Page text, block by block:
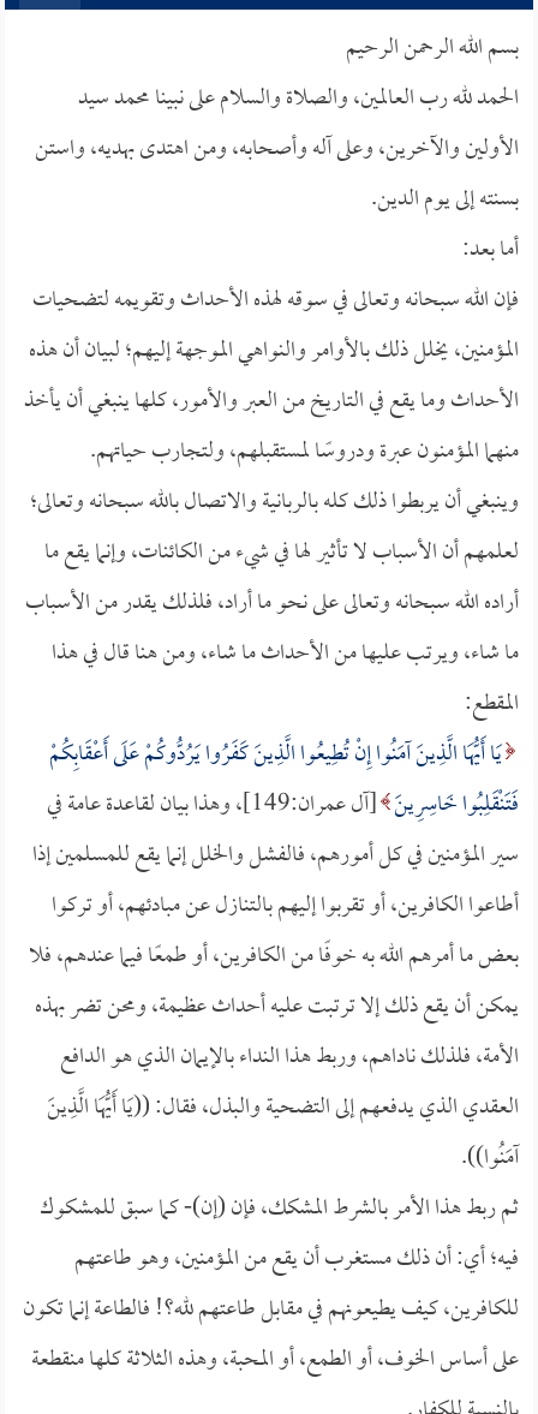
بسم الله الرحمن الرحيم
الحمد لله رب العالمين، والصلاة والسلام على نبينا محمد سيد
الأولين والآخرين، وعلى آله وأصحابه، ومن اهتدى بهديه، واستن
بسنته إلى يوم الدين.
أما بعد:
فإن الله سبحانه وتعالى في سوقه لهذه الأحداث وتقويمه لتضحيات
المؤمنين، يخلل ذلك بالأوامر والنواهي الموجهة إليهم؛ لبيان أن هذه
الأحداث وما يقع في التاريخ من العبر والأمور، كلها ينبغي أن يأخذ
منهما المؤمنون عبرة ودروسًا لمستقبلهم، ولتجارب حياتهم.
وينبغي أن يربطوا ذلك كله بالربانية والاتصال بالله سبحانه وتعالى؛
لعلمهم أن الأسباب لا تأثير لها في شيء من الكائنات، وإنما يقع ما
أراده الله سبحانه وتعالى على نحو ما أراد، فلذلك يقدر من الأسباب
ما شاء، ويرتب عليها من الأحداث ما شاء، ومن هنا قال في هذا
المقطع:
يَا أَيُّهَا الَّذِينَ آمَنُوا إِنْ تُطِيعُوا الَّذِينَ كَفَرُوا يَرُدُّوكُمْ عَلَى أَعْقَابِكُمْ
فَتَنْقَلِبُوا خَاسِرِينَ
[آل عمران:149]، وهذا بيان لقاعدة عامة في
سير المؤمنين في كل أمورهم، فالفشل والخلل إنما يقع للمسلمين إذا
أطاعوا الكافرين، أو تقربوا إليهم بالتنازل عن مبادئهم، أو تركوا
بعض ما أمرهم الله به خوفًا من الكافرين، أو طمعًا فيما عندهم، فلا
يمكن أن يقع ذلك إلا ترتبت عليه أحداث عظيمة، ومحن تضر بهذه
الأمة، فلذلك ناداهم، وربط هذا النداء بالإيمان الذي هو الدافع
العقدي الذي يدفعهم إلى التضحية والبذل، فقال: ((يَا أَيُّهَا الَّذِينَ
آمَنُوا)).
ثم ربط هذا الأمر بالشرط المشكك، فإن (إن)- كما سبق للمشكوك
فيه؛ أي: أن ذلك مستغرب أن يقع من المؤمنين، وهو طاعتهم
للكافرين، كيف يطيعونهم في مقابل طاعتهم لله؟! فالطاعة إنما تكون
على أساس الخوف، أو الطمع، أو المحبة، وهذه الثلاثة كلها منقطعة